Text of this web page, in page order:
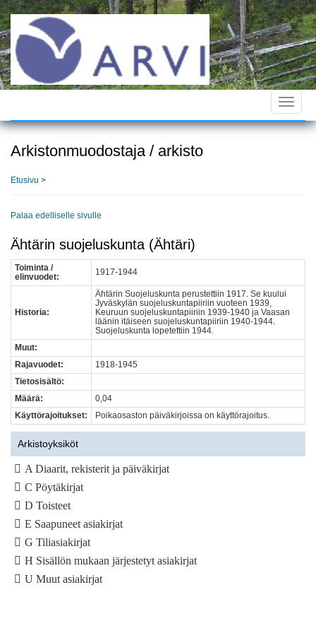
Hyppää
pääsisältöön
Toggle
Arkistonmuodostaja / arkisto
Etusivu >
Palaa edelliselle sivulle
Ähtärin suojeluskunta (Ähtäri)
Toiminta /
elinvuodet:
1917-1944
Historia:
Ähtärin Suojeluskunta perustettiin 1917. Se kuului
Jyväskylän suojeluskuntapiiriin vuoteen 1939,
Keuruun suojeluskuntapiiriin 1939-1940 ja Vaasan
läänin itäiseen suojeluskuntapiiriin 1940-1944.
Suojeluskunta lopetettiin 1944.
Muut:
Rajavuodet:
1918-1945
Tietosisältö:
Määrä:
0,04
Käyttörajoitukset:
Poikaosaston päiväkirjoissa on käyttörajoitus.
Arkistoyksiköt
A Diaarit, rekisterit ja päiväkirjat
C Pöytäkirjat
D Toisteet
E Saapuneet asiakirjat
G Tiliasiakirjat
H Sisällön mukaan järjestetyt asiakirjat
U Muut asiakirjat